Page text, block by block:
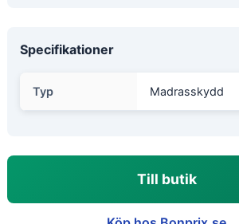
Specifikationer
Typ Madrasskydd
Till butik